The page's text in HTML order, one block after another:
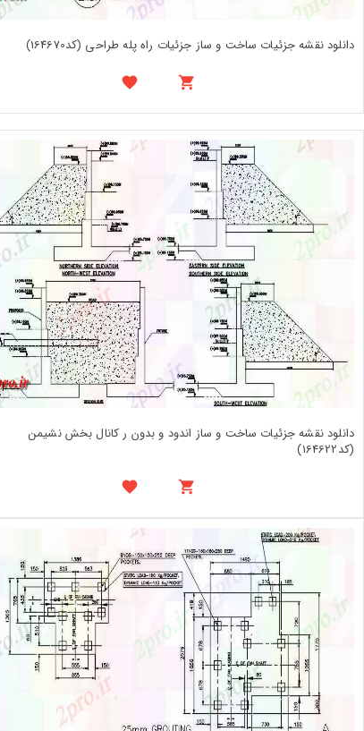
دانلود نقشه جزئیات ساخت و ساز جزئیات راه پله طراحی (کد164670)
دانلود نقشه جزئیات ساخت و ساز اندود و بدون ر کانال بخش نشیمن
(کد164622)